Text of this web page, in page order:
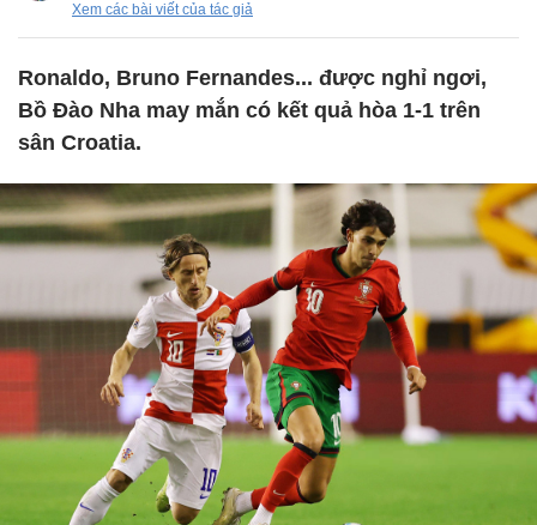
Xem các bài viết của tác giả
Ronaldo, Bruno Fernandes... được nghỉ ngơi,
Bồ Đào Nha may mắn có kết quả hòa 1-1 trên
sân Croatia.